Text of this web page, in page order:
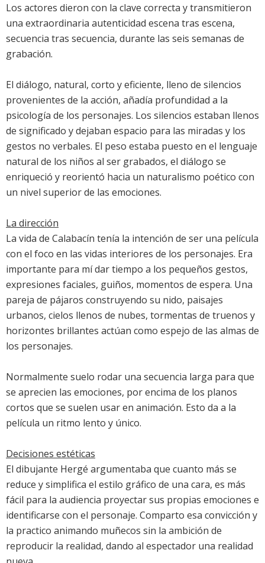
Los actores dieron con la clave correcta y transmitieron
una extraordinaria autenticidad escena tras escena,
secuencia tras secuencia, durante las seis semanas de
grabación.
El diálogo, natural, corto y eficiente, lleno de silencios
provenientes de la acción, añadía profundidad a la
psicología de los personajes. Los silencios estaban llenos
de significado y dejaban espacio para las miradas y los
gestos no verbales. El peso estaba puesto en el lenguaje
natural de los niños al ser grabados, el diálogo se
enriqueció y reorientó hacia un naturalismo poético con
un nivel superior de las emociones.
La dirección
La vida de Calabacín tenía la intención de ser una película
con el foco en las vidas interiores de los personajes. Era
importante para mí dar tiempo a los pequeños gestos,
expresiones faciales, guiños, momentos de espera. Una
pareja de pájaros construyendo su nido, paisajes
urbanos, cielos llenos de nubes, tormentas de truenos y
horizontes brillantes actúan como espejo de las almas de
los personajes.
Normalmente suelo rodar una secuencia larga para que
se aprecien las emociones, por encima de los planos
cortos que se suelen usar en animación. Esto da a la
película un ritmo lento y único.
Decisiones estéticas
El dibujante Hergé argumentaba que cuanto más se
reduce y simplifica el estilo gráfico de una cara, es más
fácil para la audiencia proyectar sus propias emociones e
identificarse con el personaje. Comparto esa convicción y
la practico animando muñecos sin la ambición de
reproducir la realidad, dando al espectador una realidad